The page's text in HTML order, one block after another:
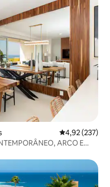
4,92 de uma
4,92 (237)
ARCO E